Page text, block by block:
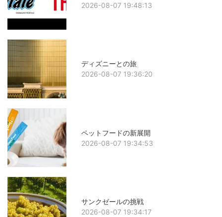
2026-08-07 19:48:13
ディズニーとの旅
2026-08-07 19:36:20
ペットフードの新展開
2026-08-07 19:34:53
サンクゼールの挑戦
2026-08-07 19:34:17